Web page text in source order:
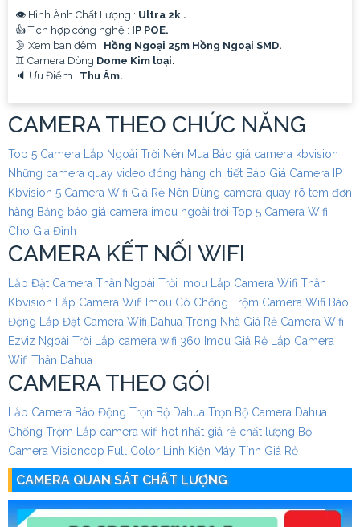
👁 Hình Ành Chất Lượng : Ultra 2k .
👍 Tích hợp công nghệ : IP POE.
🌛 Xem ban đêm : Hồng Ngoại 25m Hồng Ngoại SMD.
♊ Camera Dòng Dome Kim loại.
️🔈 Ưu Điểm : Thu Âm.
CAMERA THEO CHỨC NĂNG
Top 5 Camera Lắp Ngoài Trời Nên Mua Báo giá camera kbvision
Những camera quay video đóng hàng chi tiết Báo Giá Camera IP
Kbvision 5 Camera Wifi Giá Rẻ Nên Dùng camera quay rõ tem đơn
hàng Bảng báo giá camera imou ngoài trời Top 5 Camera Wifi
Cho Gia Đình
CAMERA KẾT NỐI WIFI
Lắp Đặt Camera Thân Ngoài Trời Imou Lắp Camera Wifi Thân
Kbvision Lắp Camera Wifi Imou Có Chống Trộm Camera Wifi Báo
Động Lắp Đặt Camera Wifi Dahua Trong Nhà Giá Rẻ Camera Wifi
Ezviz Ngoài Trời Lắp camera wifi 360 Imou Giá Rẻ Lắp Camera
Wifi Thân Dahua
CAMERA THEO GÓI
Lắp Camera Báo Động Trọn Bộ Dahua Trọn Bộ Camera Dahua
Chống Trộm Lắp camera wifi hot nhất giá rẻ chất lượng Bộ
Camera Visioncop Full Color Linh Kiện Máy Tính Giá Rẻ
CAMERA QUAN SÁT CHẤT LƯỢNG